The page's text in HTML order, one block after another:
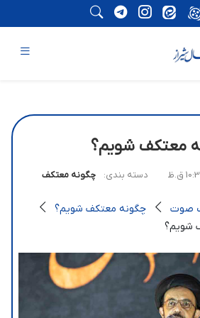
معتکف شویم؟
دسته بندی:
چگونه معتکف
صوت
چگونه معتکف شویم؟
شویم؟